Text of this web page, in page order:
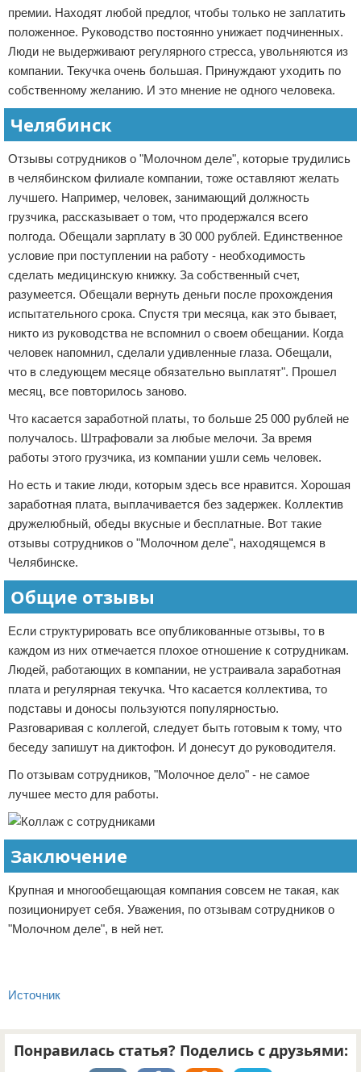
премии. Находят любой предлог, чтобы только не заплатить
положенное. Руководство постоянно унижает подчиненных.
Люди не выдерживают регулярного стресса, увольняются из
компании. Текучка очень большая. Принуждают уходить по
собственному желанию. И это мнение не одного человека.
Челябинск
Отзывы сотрудников о "Молочном деле", которые трудились
в челябинском филиале компании, тоже оставляют желать
лучшего. Например, человек, занимающий должность
грузчика, рассказывает о том, что продержался всего
полгода. Обещали зарплату в 30 000 рублей. Единственное
условие при поступлении на работу - необходимость
сделать медицинскую книжку. За собственный счет,
разумеется. Обещали вернуть деньги после прохождения
испытательного срока. Спустя три месяца, как это бывает,
никто из руководства не вспомнил о своем обещании. Когда
человек напомнил, сделали удивленные глаза. Обещали,
что в следующем месяце обязательно выплатят". Прошел
месяц, все повторилось заново.
Что касается заработной платы, то больше 25 000 рублей не
получалось. Штрафовали за любые мелочи. За время
работы этого грузчика, из компании ушли семь человек.
Но есть и такие люди, которым здесь все нравится. Хорошая
заработная плата, выплачивается без задержек. Коллектив
дружелюбный, обеды вкусные и бесплатные. Вот такие
отзывы сотрудников о "Молочном деле", находящемся в
Челябинске.
Общие отзывы
Если структурировать все опубликованные отзывы, то в
каждом из них отмечается плохое отношение к сотрудникам.
Людей, работающих в компании, не устраивала заработная
плата и регулярная текучка. Что касается коллектива, то
подставы и доносы пользуются популярностью.
Разговаривая с коллегой, следует быть готовым к тому, что
беседу запишут на диктофон. И донесут до руководителя.
По отзывам сотрудников, "Молочное дело" - не самое
лучшее место для работы.
Заключение
Крупная и многообещающая компания совсем не такая, как
позиционирует себя. Уважения, по отзывам сотрудников о
"Молочном деле", в ней нет.
Источник
Понравилась статья? Поделись с друзьями: